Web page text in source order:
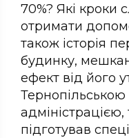
70%? Які кроки
отримати
також історія
будинку,
ефект від його
адміністрацією,
підготував